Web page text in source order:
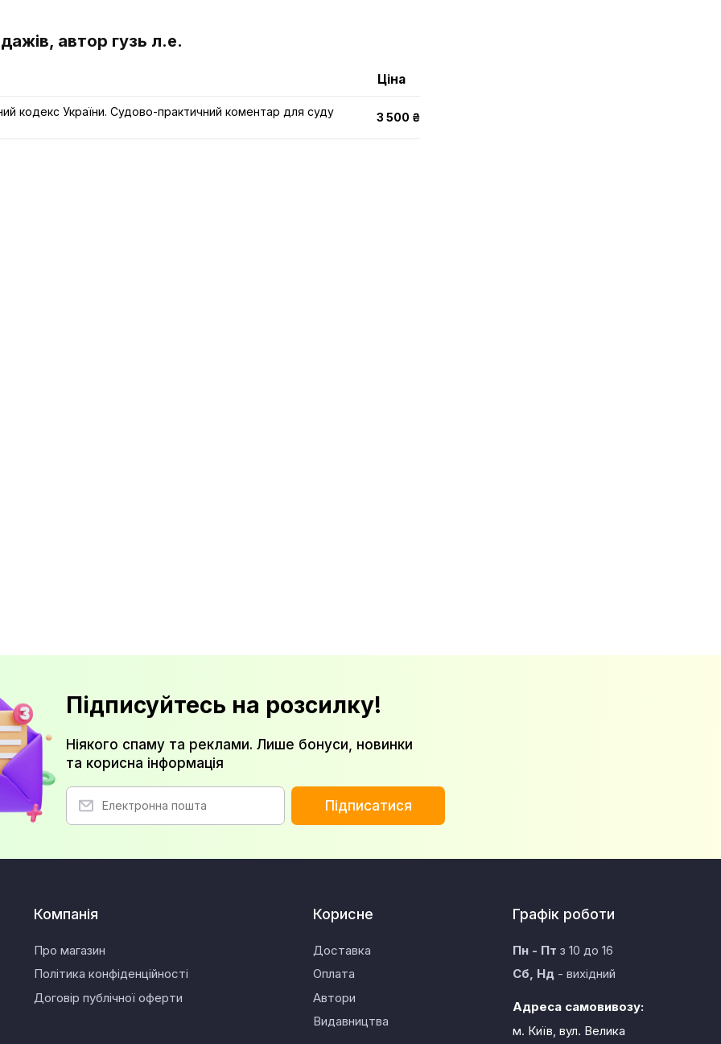
автор гузь л.е.
Ціна
кодекс України. Судово-практичний коментар для суду
3 500 ₴
Підписуйтесь на розсилку!
Ніякого спаму та реклами. Лише бонуси, новинки
та корисна інформація
Підписатися
Компанія
Про магазин
Політика конфіденційності
Договір публічної оферти
Корисне
Доставка
Оплата
Автори
Видавництва
Графік роботи
Пн - Пт з 10 до 16
Сб, Нд- вихідний
Адреса самовивозу:
м. Київ, вул. Велика